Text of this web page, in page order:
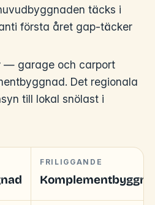
täcks i
första året gap-täcker
— garage och carport
Det regionala
till lokal snölast i
FRILIGGANDE